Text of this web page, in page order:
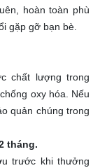
hoàn toàn phù
gặp gỡ bạn bè.
chất lượng trong
oxy hóa. Nếu
quản chúng trong
tháng.
trước khi thưởng